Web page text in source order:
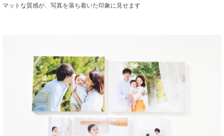
マットな質感が、写真を落ち着いた印象に見せます